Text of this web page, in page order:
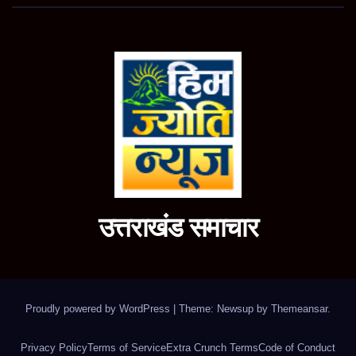
उत्तराखंड समाचार
Proudly powered by WordPress Theme: Newsup by Themeansar.
Privacy PolicyTerms of ServiceExtra Crunch TermsCode of Conduct